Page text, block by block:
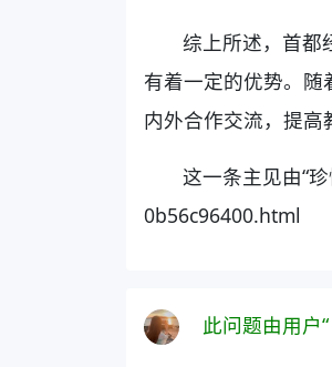
综上所述，首都
有着一定的优势。
内外合作交流，提高
这一条主见由“
0b56c96400.html
此问题由用户“